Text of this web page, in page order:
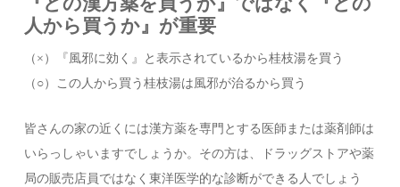
人から買うか』が重要
（×）『風邪に効く』と表示されているから桂枝湯を買う
（○）この人から買う桂枝湯は風邪が治るから買う
皆さんの家の近くには漢方薬を専門とする医師または薬剤師は
いらっしゃいますでしょうか。その方は、ドラッグストアや薬
局の販売店員ではなく東洋医学的な診断ができる人でしょう